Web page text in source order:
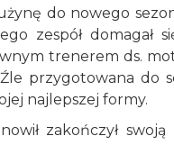
do nowego
zespół domagał
trenerem ds.
przygotowana do
najlepszej formy.
zakończył